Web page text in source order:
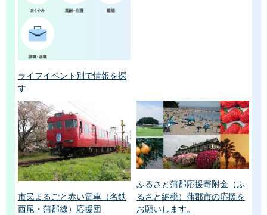
ライフイベント別で情報を探
す
市民まるごと赤い電車（名鉄
西尾・蒲郡線）応援団
ふるさと蒲郡応援寄附金（ふ
るさと納税）蒲郡市の応援を
お願いします。